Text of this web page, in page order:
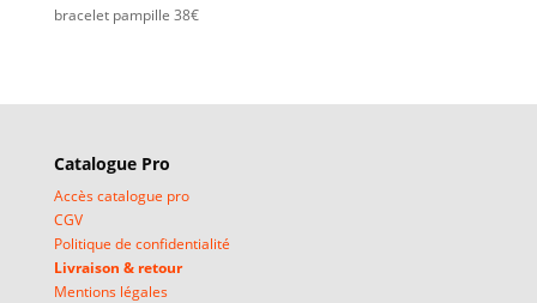
bracelet pampille 38€
Catalogue Pro
Accès catalogue pro
CGV
Politique de confidentialité
Livraison & retour
Mentions légales